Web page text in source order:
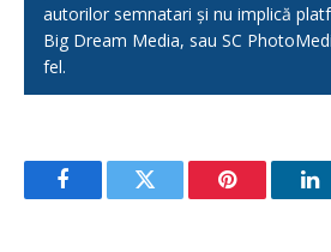
autorilor semnatari și nu implică
Big Dream Media, sau SC
fel.
FacebookTwitter Pinterest